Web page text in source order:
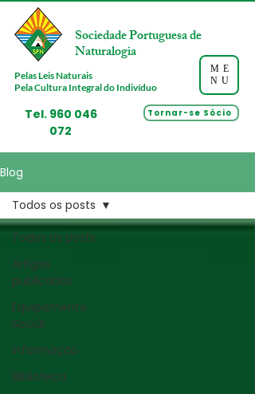
ME
NU
Tel. 960 046
072
Sociedade Portuguesa de
Naturalogia
Pelas Leis Naturais
Pela Cultura Integral do Indivíduo
Tornar-se Sócio
Blog
Todos os posts
Artigos
publicados
Equipamento
Social
Informação
Biblioteca
Todos os posts